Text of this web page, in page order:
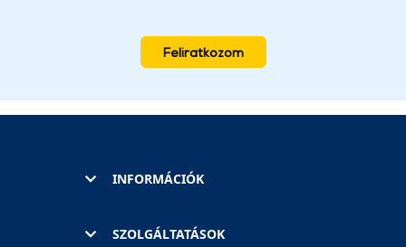
Feliratkozom
INFORMÁCIÓK
SZOLGÁLTATÁSOK